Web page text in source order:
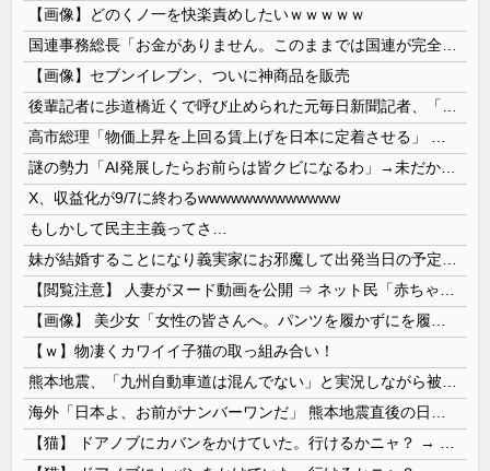
【画像】どのくノ一を快楽責めしたいｗｗｗｗｗ
【画像】セブンイレブン、ついに神商品を販売
X、収益化が9/7に終わるwwwwwwwwwwwww
もしかして民主主義ってさ…
【ｗ】物凄くカワイイ子猫の取っ組み合い！